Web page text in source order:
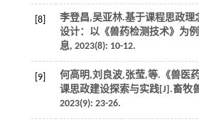
[8]
李登昌,吴亚林.基于课程思政理
设计：以《兽药检测技术》为
息, 2023(8): 10-12.
[9] 何高明,刘良波,张莹,等.《兽医
课思政建设探索与实践[J].畜牧
2023(9): 23-26.